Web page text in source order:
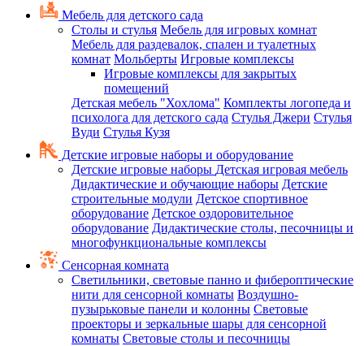
Мебель для детского сада
Столы и стулья Мебель для игровых комнат
Мебель для раздевалок, спален и туалетных
комнат Мольберты Игровые комплексы
Игровые комплексы для закрытых
помещений
Детская мебель "Хохлома" Комплекты логопеда и
психолога для детского сада Стулья Джери Стулья
Вуди Стулья Кузя
Детские игровые наборы и оборудование
Детские игровые наборы Детская игровая мебель
Дидактические и обучающие наборы Детские
строительные модули Детское спортивное
оборудование Детское оздоровительное
оборудование Дидактические столы, песочницы и
многофункциональные комплексы
Сенсорная комната
Светильники, световые панно и фибероптические
нити для сенсорной комнаты Воздушно-
пузырьковые панели и колонны Световые
проекторы и зеркальные шары для сенсорной
комнаты Световые столы и песочницы